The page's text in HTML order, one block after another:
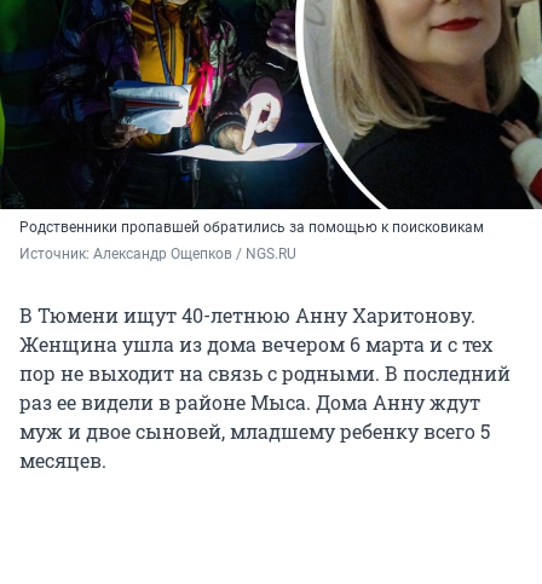
Родственники пропавшей обратились за помощью к поисковикам
Источник: Александр Ощепков / NGS.RU
В Тюмени ищут 40-летнюю Анну Харитонову.
Женщина ушла из дома вечером 6 марта и с тех
пор не выходит на связь с родными. В последний
раз ее видели в районе Мыса. Дома Анну ждут
муж и двое сыновей, младшему ребенку всего 5
месяцев.